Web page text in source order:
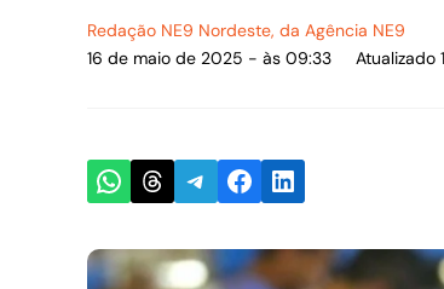
Redação NE9 Nordeste, da Agência NE9
16 de maio de 2025 - às 09:33
Atualizado
Share on WhatsApp
Share on Threads
Share on Telegram
Share on Facebook
Share on LinkedIn